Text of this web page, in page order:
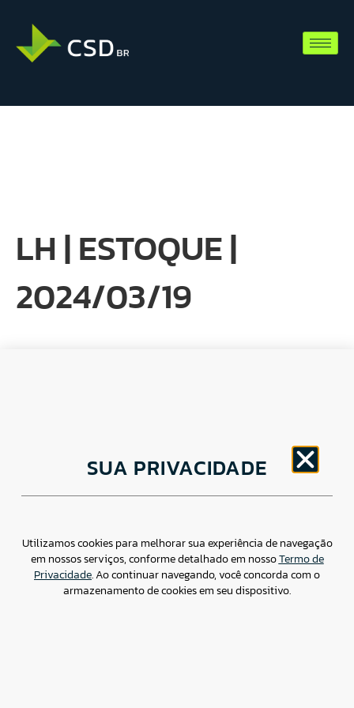
LH | ESTOQUE |
2024/03/19
Av. Brigadeiro Faria Lima, 1779 – 5oAndar Jardim
Paulistano, São Paulo/ SP – CEP: 01452-914
Assessoria de imprensa: imprensa@csdbr.com
SUA PRIVACIDADE
Utilizamos cookies para melhorar sua experiência de navegação
em nossos serviços, conforme detalhado em nossoTermo de
Privacidade. Ao continuar navegando, você concorda com o
armazenamento de cookies em seu dispositivo.